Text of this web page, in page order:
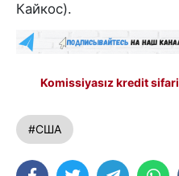
Кайкос).
Komissiyasız kredit
#США